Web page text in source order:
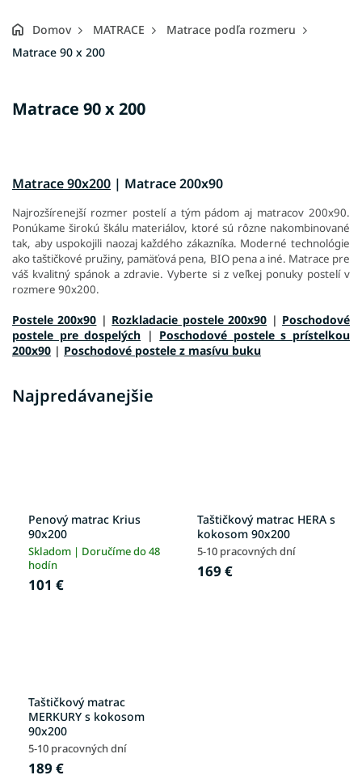
Domov MATRACE
Matrace podľa rozmeru
Matrace 90 x 200
Matrace 90 x 200
Matrace 90x200 | Matrace 200x90
Najrozšírenejší rozmer postelí a tým pádom aj matracov 200x90.
Ponúkame širokú škálu materiálov, ktoré sú rôzne nakombinované
tak, aby uspokojili naozaj každého zákazníka. Moderné technológie
ako taštičkové pružiny, pamäťová pena, BIO pena a iné. Matrace pre
váš kvalitný spánok a zdravie. Vyberte si z veľkej ponuky postelí v
rozmere 90x200.
Postele 200x90 | Rozkladacie postele 200x90 | Poschodové
postele pre dospelých | Poschodové postele s prístelkou
200x90 | Poschodové postele z masívu buku
Najpredávanejšie
Penový matrac Krius
90x200
Skladom | Doručíme do 48
hodín
101 €
Taštičkový matrac HERA s
kokosom 90x200
5-10 pracovných dní
169 €
Taštičkový matrac
MERKURY s kokosom
90x200
5-10 pracovných dní
189 €